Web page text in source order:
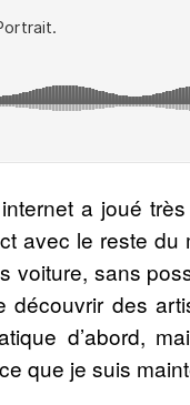
a joué
avec le reste
voiture, sans
des
d’abord,
que je suis